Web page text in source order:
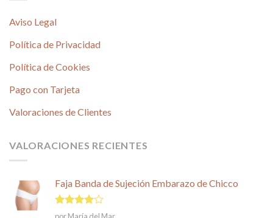
Aviso Legal
Política de Privacidad
Política de Cookies
Pago con Tarjeta
Valoraciones de Clientes
VALORACIONES RECIENTES
Faja Banda de Sujeción Embarazo de Chicco
Valorado
por María del Mar